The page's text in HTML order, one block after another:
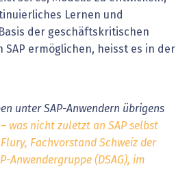
Lernen und
der geschäftskritischen
SAP ermöglichen, heisst es in der
unter SAP-Anwendern übrigens
was nicht zuletzt an SAP selbst
Fachvorstand Schweiz der
Anwendergruppe (DSAG), im